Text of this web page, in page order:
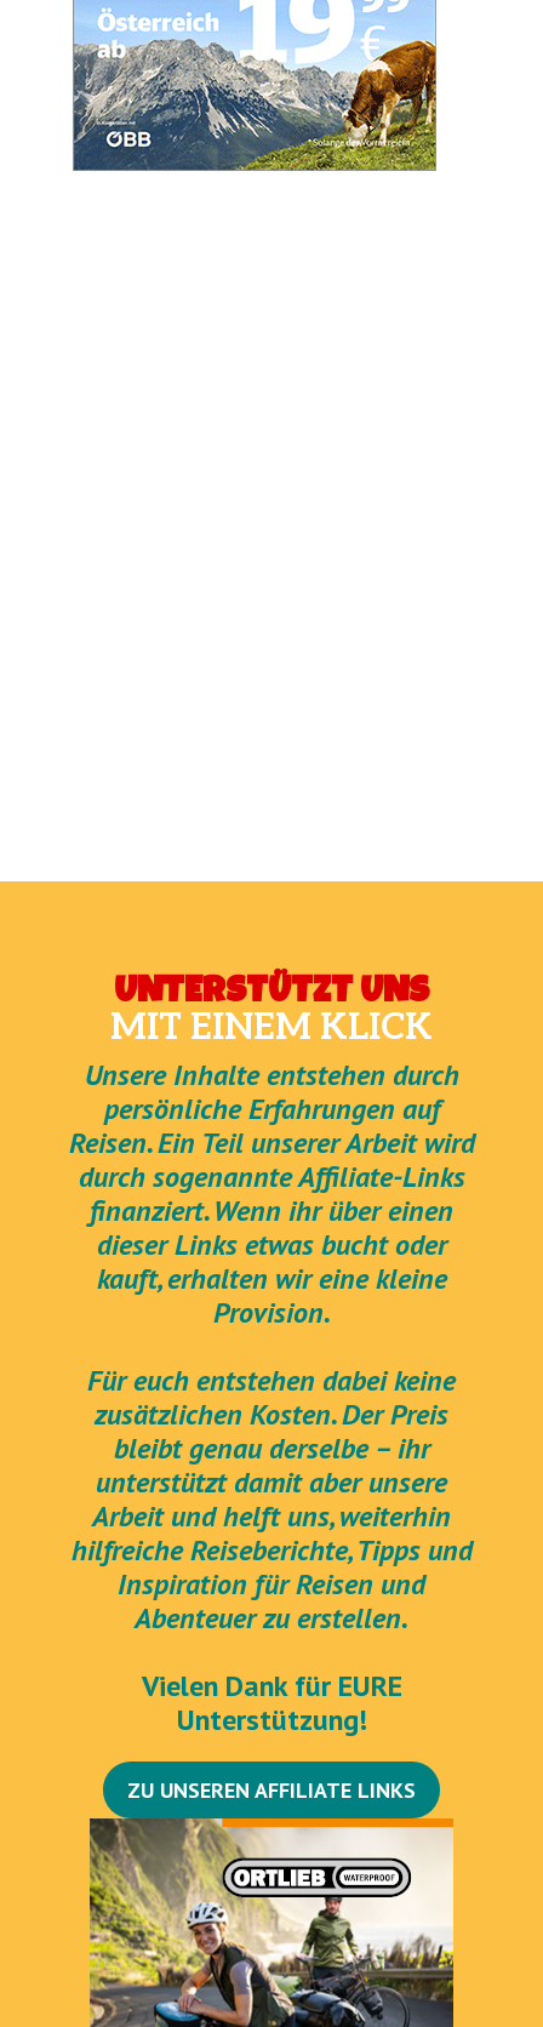
UNTERSTÜTZT UNS
MIT EINEM KLICK
Unsere Inhalte entstehen durch
persönliche Erfahrungen auf
Reisen. Ein Teil unserer Arbeit wird
durch sogenannte Affiliate-Links
finanziert. Wenn ihr über einen
dieser Links etwas bucht oder
kauft, erhalten wir eine kleine
Provision.
Für euch entstehen dabei keine
zusätzlichen Kosten. Der Preis
bleibt genau derselbe – ihr
unterstützt damit aber unsere
Arbeit und helft uns, weiterhin
hilfreiche Reiseberichte, Tipps und
Inspiration für Reisen und
Abenteuer zu erstellen.
Vielen Dank für EURE
Unterstützung!
ZU UNSEREN AFFILIATE LINKS